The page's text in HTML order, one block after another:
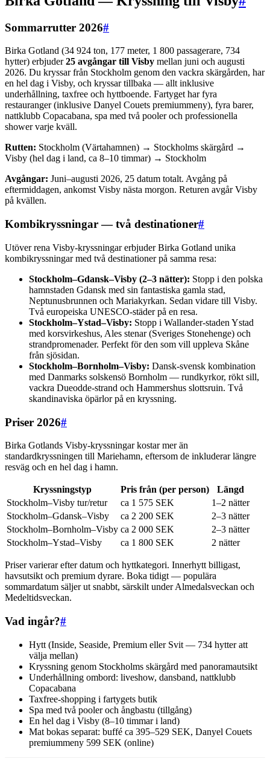
Sommarrutter 2026#
Birka Gotland (34 924 ton, 177 meter, 1 800 passagerare, 734
hytter) erbjuder25 avgångar till Visby mellan juni och augusti
2026. Du kryssar från Stockholm genom den vackra skärgården, har
en hel dag i Visby, och kryssar tillbaka — allt inklusive
underhållning, taxfree och hyttboende. Fartyget har fyra
restauranger (inklusive Danyel Couets premiummeny), fyra barer,
nattklubb Copacabana, spa med två pooler och professionella
shower varje kväll.
Rutten: Stockholm (Värtahamnen) → Stockholms skärgård →
Visby (hel dag i land, ca 8–10 timmar) → Stockholm
Avgångar: Juni–augusti 2026, 25 datum totalt. Avgång på
eftermiddagen, ankomst Visby nästa morgon. Returen avgår Visby
på kvällen.
Kombikryssningar — två destinationer#
Utöver rena Visby-kryssningar erbjuder Birka Gotland unika
kombikryssningar med två destinationer på samma resa:
Stockholm–Gdansk–Visby (2–3 nätter): Stopp i den polska
hamnstaden Gdansk med sin fantastiska gamla stad,
Neptunusbrunnen och Mariakyrkan. Sedan vidare till Visby.
Två europeiska UNESCO-städer på en resa.
Stockholm–Ystad–Visby: Stopp i Wallander-staden Ystad
med korsvirkeshus, Ales stenar (Sveriges Stonehenge) och
strandpromenader. Perfekt för den som vill uppleva Skåne
från sjösidan.
Stockholm–Bornholm–Visby: Dansk-svensk kombination
med Danmarks solskensö Bornholm — rundkyrkor, rökt sill,
vackra Dueodde-strand och Hammershus slottsruin. Två
skandinaviska öpärlor på en kryssning.
Priser 2026#
Birka Gotlands Visby-kryssningar kostar mer än
standardkryssningen till Mariehamn, eftersom de inkluderar längre
resväg och en hel dag i hamn.
Kryssningstyp Pris från (per person)
Längd
Stockholm–Visby tur/retur
ca 1 575 SEK
1–2 nätter
Stockholm–Gdansk–Visby
ca 2 200 SEK
2–3 nätter
Stockholm–Bornholm–Visby ca 2 000 SEK
2–3 nätter
Stockholm–Ystad–Visby
ca 1 800 SEK 2 nätter
Priser varierar efter datum och hyttkategori. Innerhytt billigast,
havsutsikt och premium dyrare. Boka tidigt — populära
sommardatum säljer ut snabbt, särskilt under Almedalsveckan och
Medeltidsveckan.
Vad ingår?#
Hytt (Inside, Seaside, Premium eller Svit — 734 hytter att
välja mellan)
Kryssning genom Stockholms skärgård med panoramautsikt
Underhållning ombord: liveshow, dansband, nattklubb
Copacabana
Taxfree-shopping i fartygets butik
Spa med två pooler och ångbastu (tillgång)
En hel dag i Visby (8–10 timmar i land)
Mat bokas separat: buffé ca 395–529 SEK, Danyel Couets
premiummeny 599 SEK (online)